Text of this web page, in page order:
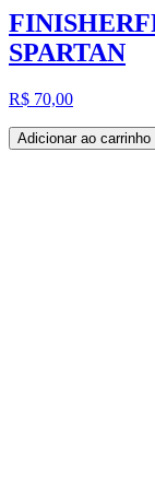
SPARTAN
R$ 70,00
Adicionar ao carrinho